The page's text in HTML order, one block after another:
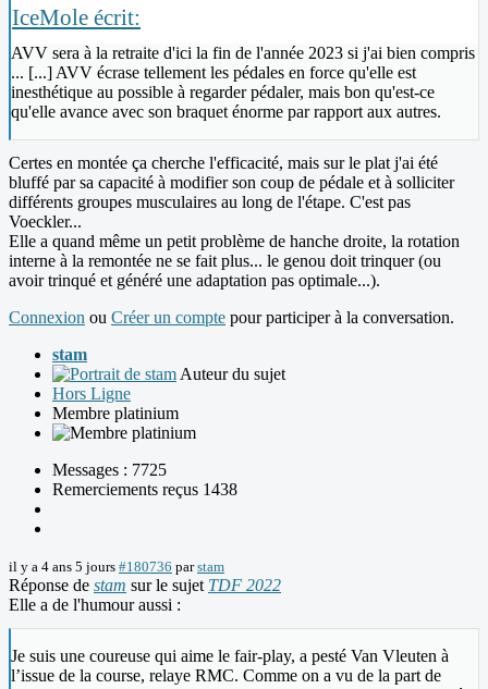
IceMole écrit:
AVV sera à la retraite d'ici la fin de l'année 2023 si j'ai bien compris
... [...] AVV écrase tellement les pédales en force qu'elle est
inesthétique au possible à regarder pédaler, mais bon qu'est-ce
qu'elle avance avec son braquet énorme par rapport aux autres.
Certes en montée ça cherche l'efficacité, mais sur le plat j'ai été
bluffé par sa capacité à modifier son coup de pédale et à solliciter
différents groupes musculaires au long de l'étape. C'est pas
Voeckler...
Elle a quand même un petit problème de hanche droite, la rotation
interne à la remontée ne se fait plus... le genou doit trinquer (ou
avoir trinqué et généré une adaptation pas optimale...).
Connexion ou Créer un compte pour participer à la conversation.
stam
Auteur du sujet
Hors Ligne
Membre platinium
Messages : 7725
Remerciements reçus 1438
il y a 4 ans 5 jours #180736 parstam
Réponse de stam sur le sujet TDF 2022
Elle a de l'humour aussi :
Je suis une coureuse qui aime le fair-play, a pesté Van Vleuten à
l’issue de la course, relaye RMC. Comme on a vu de la part de